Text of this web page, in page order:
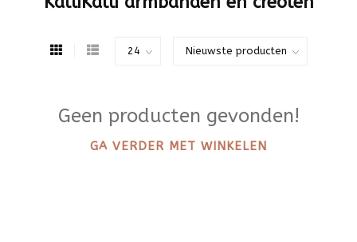
Geen producten gevonden!
GA VERDER MET WINKELEN